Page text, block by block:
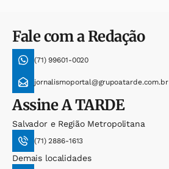
Fale com a Redação
(71) 99601-0020
jornalismoportal@grupoatarde.com.br
AssineA TARDE
Salvador e Região Metropolitana
(71) 2886-1613
Demais localidades